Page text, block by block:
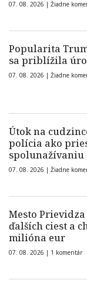
07. 08. 2026 | Žiadne
Popularita
sa priblížila
07. 08. 2026 | Žiadne
Útok na
polícia ako
spolunažívaniu
07. 08. 2026 | Žiadne
Mesto
ďalších ciest a
milióna eur
07. 08. 2026 | 1 komentár